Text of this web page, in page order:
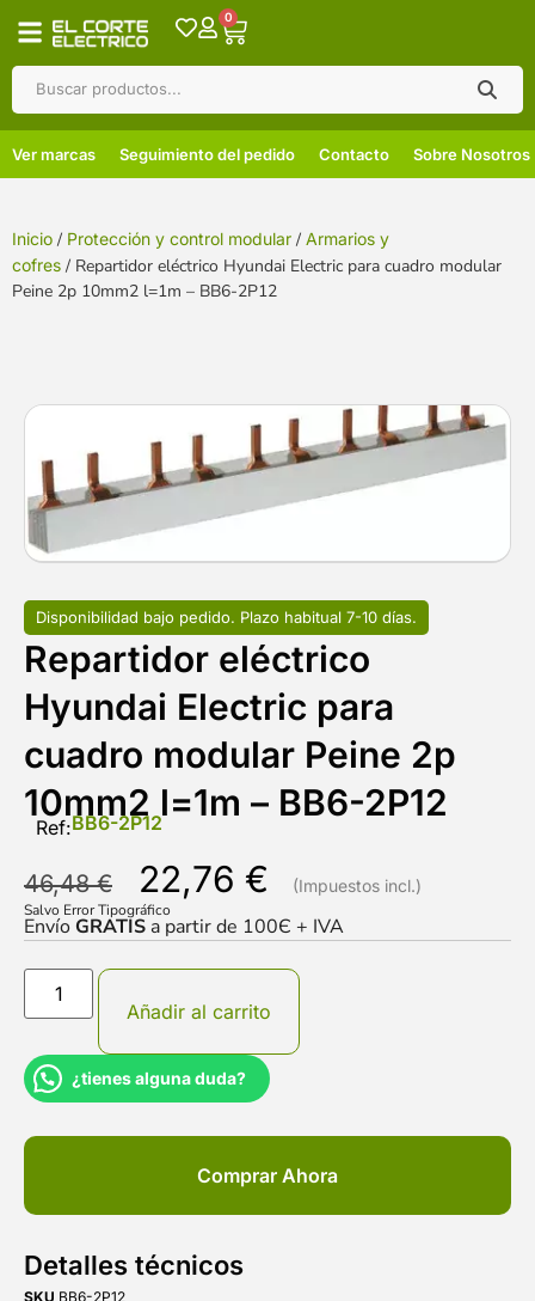
0
Ver marcas Seguimiento del pedido Contacto Sobre Nosotros
Inicio / Protección y control modular / Armarios y
cofres / Repartidor eléctrico Hyundai Electric para cuadro modular
Peine 2p 10mm2 l=1m – BB6-2P12
Disponibilidad bajo pedido. Plazo habitual 7-10 días.
Repartidor eléctrico
Hyundai Electric para
cuadro modular Peine 2p
10mm2 l=1m – BB6-2P12
Ref:BB6-2P12
46,48€ 22,76 €
Salvo Error Tipográfico
EnvíoGRATIS a partir de 100Є + IVA
Añadir al carrito
¿tienes alguna duda?
Comprar Ahora
Detalles técnicos
SKU BB6-2P12